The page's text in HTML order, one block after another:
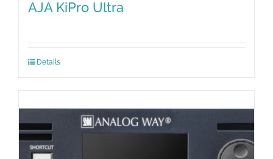
AJA KiPro Ultra
Details